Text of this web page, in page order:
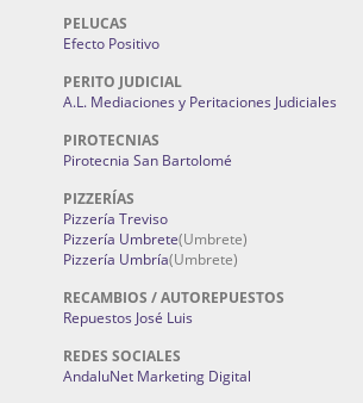
PELUCAS
Efecto Positivo
PERITO JUDICIAL
A.L. Mediaciones y Peritaciones Judiciales
PIROTECNIAS
Pirotecnia San Bartolomé
PIZZERÍAS
Pizzería Treviso
Pizzería Umbrete(Umbrete)
Pizzería Umbría(Umbrete)
RECAMBIOS / AUTOREPUESTOS
Repuestos José Luis
REDES SOCIALES
AndaluNet Marketing Digital